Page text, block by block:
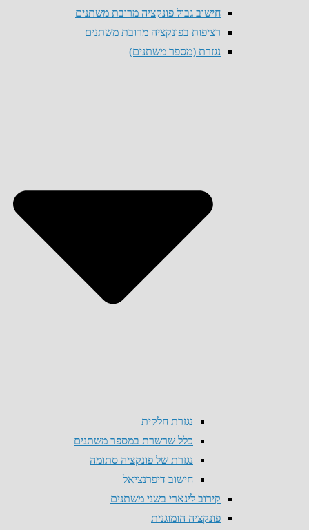
חישוב גבול פונקציה מרובת משתנים
רציפות בפונקציה מרובת משתנים
נגזרת (מספר משתנים)
נגזרת חלקית
כלל שרשרת במספר משתנים
נגזרת של פונקציה סתומה
חישוב דיפרנציאל
קירוב לינארי בשני משתנים
פונקציה הומוגנית